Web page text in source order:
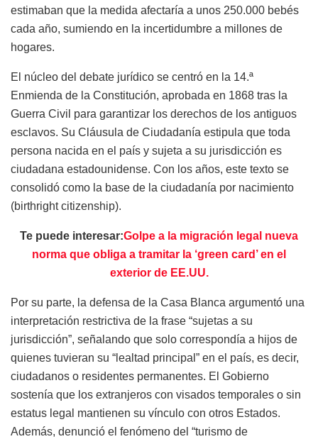
estimaban que la medida afectaría a unos 250.000 bebés
cada año, sumiendo en la incertidumbre a millones de
hogares.
El núcleo del debate jurídico se centró en la 14.ª
Enmienda de la Constitución, aprobada en 1868 tras la
Guerra Civil para garantizar los derechos de los antiguos
esclavos. Su Cláusula de Ciudadanía estipula que toda
persona nacida en el país y sujeta a su jurisdicción es
ciudadana estadounidense. Con los años, este texto se
consolidó como la base de la ciudadanía por nacimiento
(birthright citizenship).
Te puede interesar:Golpe a la migración legal nueva
norma que obliga a tramitar la ‘green card’ en el
exterior de EE.UU.
Por su parte, la defensa de la Casa Blanca argumentó una
interpretación restrictiva de la frase “sujetas a su
jurisdicción”, señalando que solo correspondía a hijos de
quienes tuvieran su “lealtad principal” en el país, es decir,
ciudadanos o residentes permanentes. El Gobierno
sostenía que los extranjeros con visados temporales o sin
estatus legal mantienen su vínculo con otros Estados.
Además, denunció el fenómeno del “turismo de